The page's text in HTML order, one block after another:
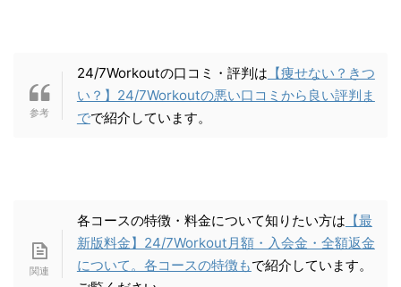
24/7Workoutの口コミ・評判は 【痩せない？きつ
い？】24/7Workoutの悪い口コミから良い評判ま
でで紹介しています。
各コースの特徴・料金について知りたい方は 【最
新版料金】24/7Workout月額・入会金・全額返金
について。各コースの特徴もで紹介しています。